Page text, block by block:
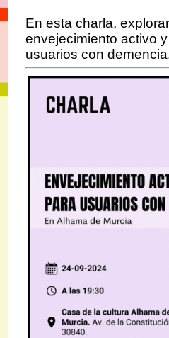
En esta charla,
envejecimiento activo
usuarios con